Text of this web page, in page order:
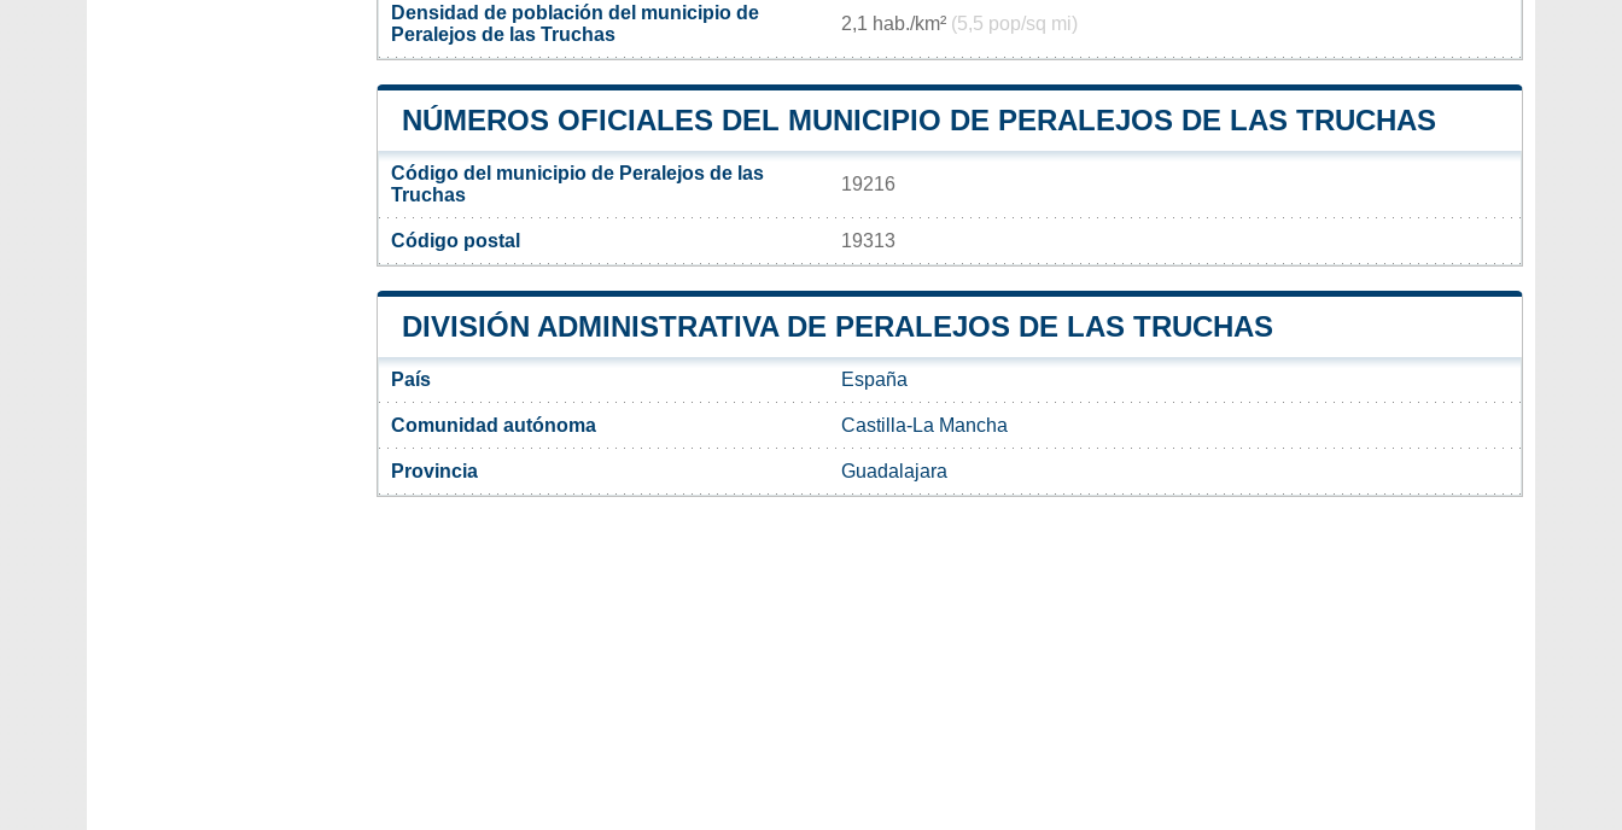
Densidad de población del municipio de
Peralejos de las Truchas
2,1 hab./km² (5,5 pop/sq mi)
NÚMEROS OFICIALES DEL MUNICIPIO DE PERALEJOS DE LAS TRUCHAS
Código del municipio de Peralejos de las
Truchas
19216
Código postal 19313
DIVISIÓN ADMINISTRATIVA DE PERALEJOS DE LAS TRUCHAS
País España
Comunidad autónoma Castilla-La Mancha
Provincia Guadalajara